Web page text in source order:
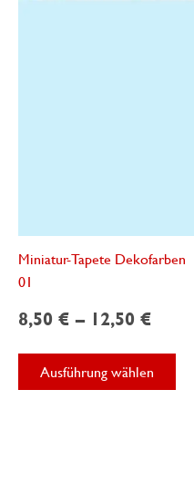
Miniatur-Tapete Dekofarben
01
8,50 € – 12,50 €
Ausführung wählen